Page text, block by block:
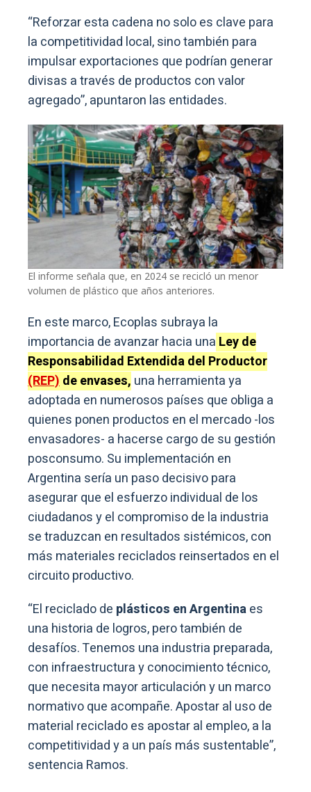
“Reforzar esta cadena no solo es clave para
la competitividad local, sino también para
impulsar exportaciones que podrían generar
divisas a través de productos con valor
agregado”, apuntaron las entidades.
El informe señala que, en 2024 se recicló un menor
volumen de plástico que años anteriores.
En este marco, Ecoplas subraya la
importancia de avanzar hacia una Ley de
Responsabilidad Extendida del Productor
(REP)de envases, una herramienta ya
adoptada en numerosos países que obliga a
quienes ponen productos en el mercado -los
envasadores- a hacerse cargo de su gestión
posconsumo. Su implementación en
Argentina sería un paso decisivo para
asegurar que el esfuerzo individual de los
ciudadanos y el compromiso de la industria
se traduzcan en resultados sistémicos, con
más materiales reciclados reinsertados en el
circuito productivo.
“El reciclado de plásticos en Argentinaes
una historia de logros, pero también de
desafíos. Tenemos una industria preparada,
con infraestructura y conocimiento técnico,
que necesita mayor articulación y un marco
normativo que acompañe. Apostar al uso de
material reciclado es apostar al empleo, a la
competitividad y a un país más sustentable”,
sentencia Ramos.